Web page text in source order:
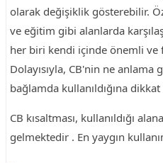
olarak değişiklik gösterebilir.
ve eğitim gibi alanlarda
her biri kendi içinde önemli ve
Dolayısıyla, CB'nin ne
bağlamda kullanıldığına
CB kısaltması, kullanıldığı
gelmektedir . En yaygın